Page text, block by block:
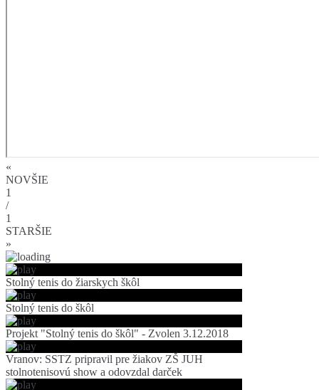
«
NOVŠIE
1
/
1
STARŠIE
»
Stolný tenis do žiarskych škôl
Stolný tenis do škôl
Projekt "Stolný tenis do škôl" - Zvolen 3.12.2018
Vranov: SSTZ pripravil pre žiakov ZŠ JUH
stolnotenisovú show a odovzdal darček